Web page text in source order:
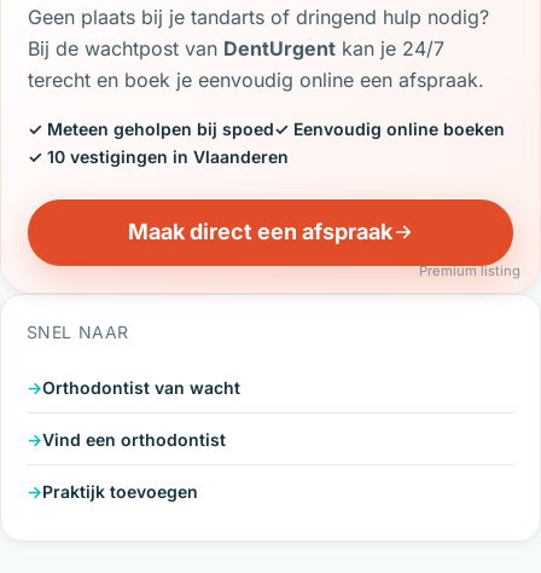
Geen plaats bij je tandarts of dringend hulp nodig?
Bij de wachtpost van DentUrgent kan je 24/7
terecht en boek je eenvoudig online een afspraak.
✓ Meteen geholpen bij spoed✓ Eenvoudig online boeken
✓ 10 vestigingen in Vlaanderen
Maak direct een afspraak
Premium listing
SNEL NAAR
Orthodontist van wacht
Vind een orthodontist
Praktijk toevoegen